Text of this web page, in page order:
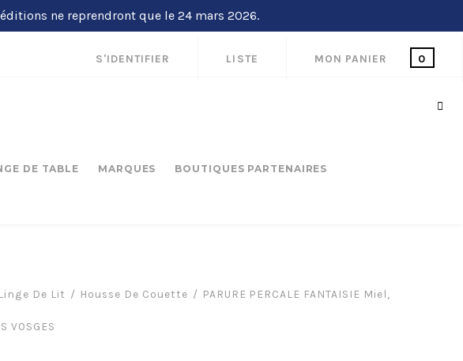
ne reprendront que le 24 mars 2026.
MON PANIER 0
LISTE
S'IDENTIFIER
DE TABLE MARQUES BOUTIQUES PARTENAIRES
Linge De Lit Housse De Couette PARURE PERCALE FANTAISIE Miel,
VOSGES